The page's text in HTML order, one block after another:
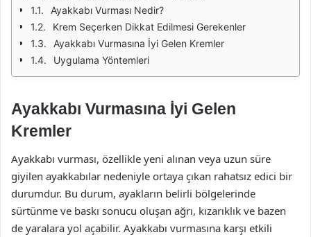
Ayakkabı Vurması Nedir?
Krem Seçerken Dikkat Edilmesi Gerekenler
Ayakkabı Vurmasına İyi Gelen Kremler
Uygulama Yöntemleri
Ayakkabı Vurmasına İyi Gelen
Kremler
Ayakkabı vurması, özellikle yeni alınan veya uzun süre
giyilen ayakkabılar nedeniyle ortaya çıkan rahatsız edici bir
durumdur. Bu durum, ayakların belirli bölgelerinde
sürtünme ve baskı sonucu oluşan ağrı, kızarıklık ve bazen
de yaralara yol açabilir. Ayakkabı vurmasına karşı etkili